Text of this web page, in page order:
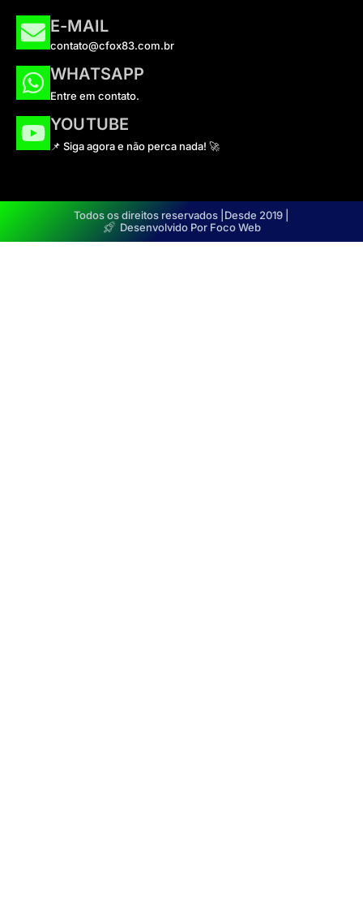
E-MAIL
contato@cfox83.com.br
WHATSAPP
Entre em contato.
YOUTUBE
📌 Siga agora e não perca nada! 🚀
Todos os direitos reservados | Desde 2019 |
Desenvolvido Por Foco Web